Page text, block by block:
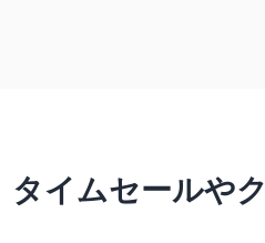
イムセールやク